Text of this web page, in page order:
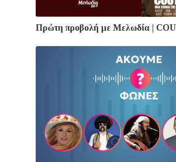
Πρώτη προβολή με Μελωδία |